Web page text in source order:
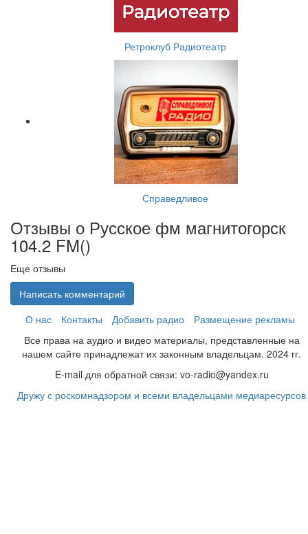
Ретроклуб Радиотеатр
Справедливое
Отзывы о Русское фм магнитогорск
104.2 FM()
Еще отзывы
Написать комментарий
О нас
Контакты Добавить радио
Размещение рекламы
Все права на аудио и видео материалы, представленные на
нашем сайте принадлежат их законным владельцам. 2024 гг.
E-mail для обратной связи: vo-radio@yandex.ru
Дружу с роскомнадзором и всеми владельцами медиаресурсов